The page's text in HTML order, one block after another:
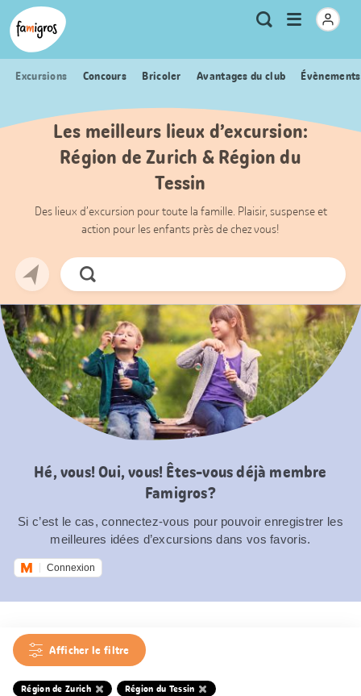
Signets
de
navigation
Header
Logo Métanavigation
RechercheOuvrir
Excursions Concours Bricoler Avantages du club
Les meilleurs lieux d’excursion:
Région de Zurich & Région du
Tessin
Des lieux d’excursion pour toute la famille. Plaisir, suspense et
action pour les enfants près de chez vous!
Chercher
Hé, vous! Oui, vous! Êtes-vous déjà membre
Famigros?
Si c’est le cas, connectez-vous pour pouvoir enregistrer les
meilleures idées d’excursions dans vos favoris.
Connexion
Afficher le filtre
Région de Zurich Région du Tessin